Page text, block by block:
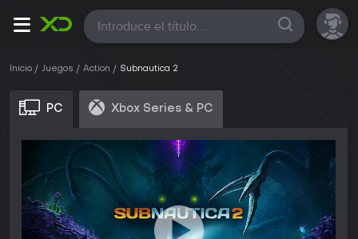
Todas
Inicio Juegos Action Subnautica 2
PC Xbox Series & PC